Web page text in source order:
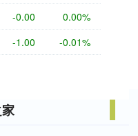
-0.00 0.00%
-1.00 -0.01%